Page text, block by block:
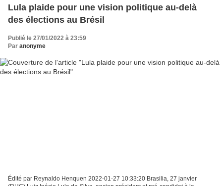
Lula plaide pour une vision politique au-delà
des élections au Brésil
Publié le 27/01/2022 à 23:59
Par anonyme
Édité par Reynaldo Henquen 2022-01-27 10:33:20 Brasilia, 27 janvier